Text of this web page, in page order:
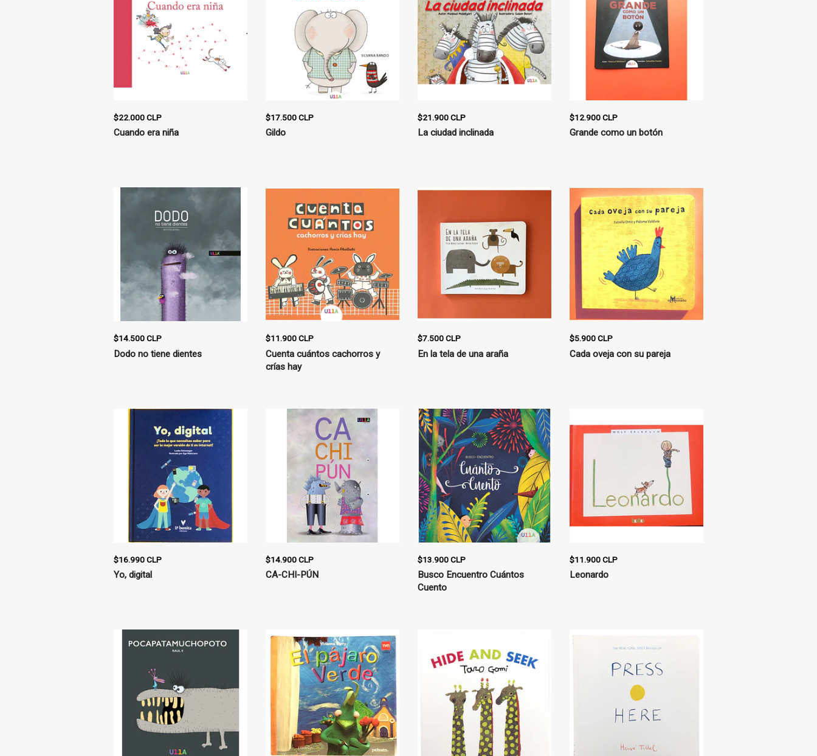
$22.000 CLP
Cuando era niña
$17.500 CLP
Gildo
$21.900 CLP
La ciudad inclinada
$12.900 CLP
Grande como un botón
$14.500 CLP
Dodo no tiene dientes
$11.900 CLP
Cuenta cuántos cachorros y
crías hay
$7.500 CLP
En la tela de una araña
$5.900 CLP
Cada oveja con su pareja
$16.990 CLP
Yo, digital
$14.900 CLP
CA-CHI-PÚN
$13.900 CLP
Busco Encuentro Cuántos
Cuento
$11.900 CLP
Leonardo